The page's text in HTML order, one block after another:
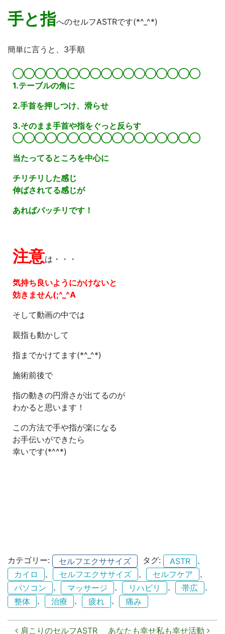
手と指へのセルフASTRです(*^_^*)
簡単に言うと、3手順
◯◯◯◯◯◯◯◯◯◯◯◯◯◯◯◯◯
1.テーブルの角に
2.手首を押しつけ、滑らせ
3.そのまま手首や指をぐっと反らす
◯◯◯◯◯◯◯◯◯◯◯◯◯◯◯◯◯
当たってるところを中心に
チリチリした感じ
伸ばされてる感じが
あればバッチリです！
注意は・・・
気持ち良いようにかけないと
効きません(;^_^A
そして動画の中では
親指も動かして
指までかけてます(*^_^*)
施術前後で
指の動きの円滑さが出てるのが
わかると思います！
この方法で手や指が楽になる
お手伝いができたら
幸いです(*^^*)
カテゴリー: セルフエクササイズ タグ: ASTR
、
カイロ
セルフエクササイズ セルフケア
パソコン
、 マッサージ 、 リハビリ 、 帯広
、
整体
治療 疲れ 痛み
肩こりのセルフASTR あなたも幸せ私も幸せ活動